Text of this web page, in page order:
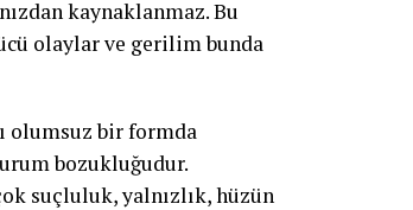
kaynaklanmaz. Bu
olaylar ve gerilim bunda
olumsuz bir formda
bozukluğudur.
suçluluk, yalnızlık, hüzün